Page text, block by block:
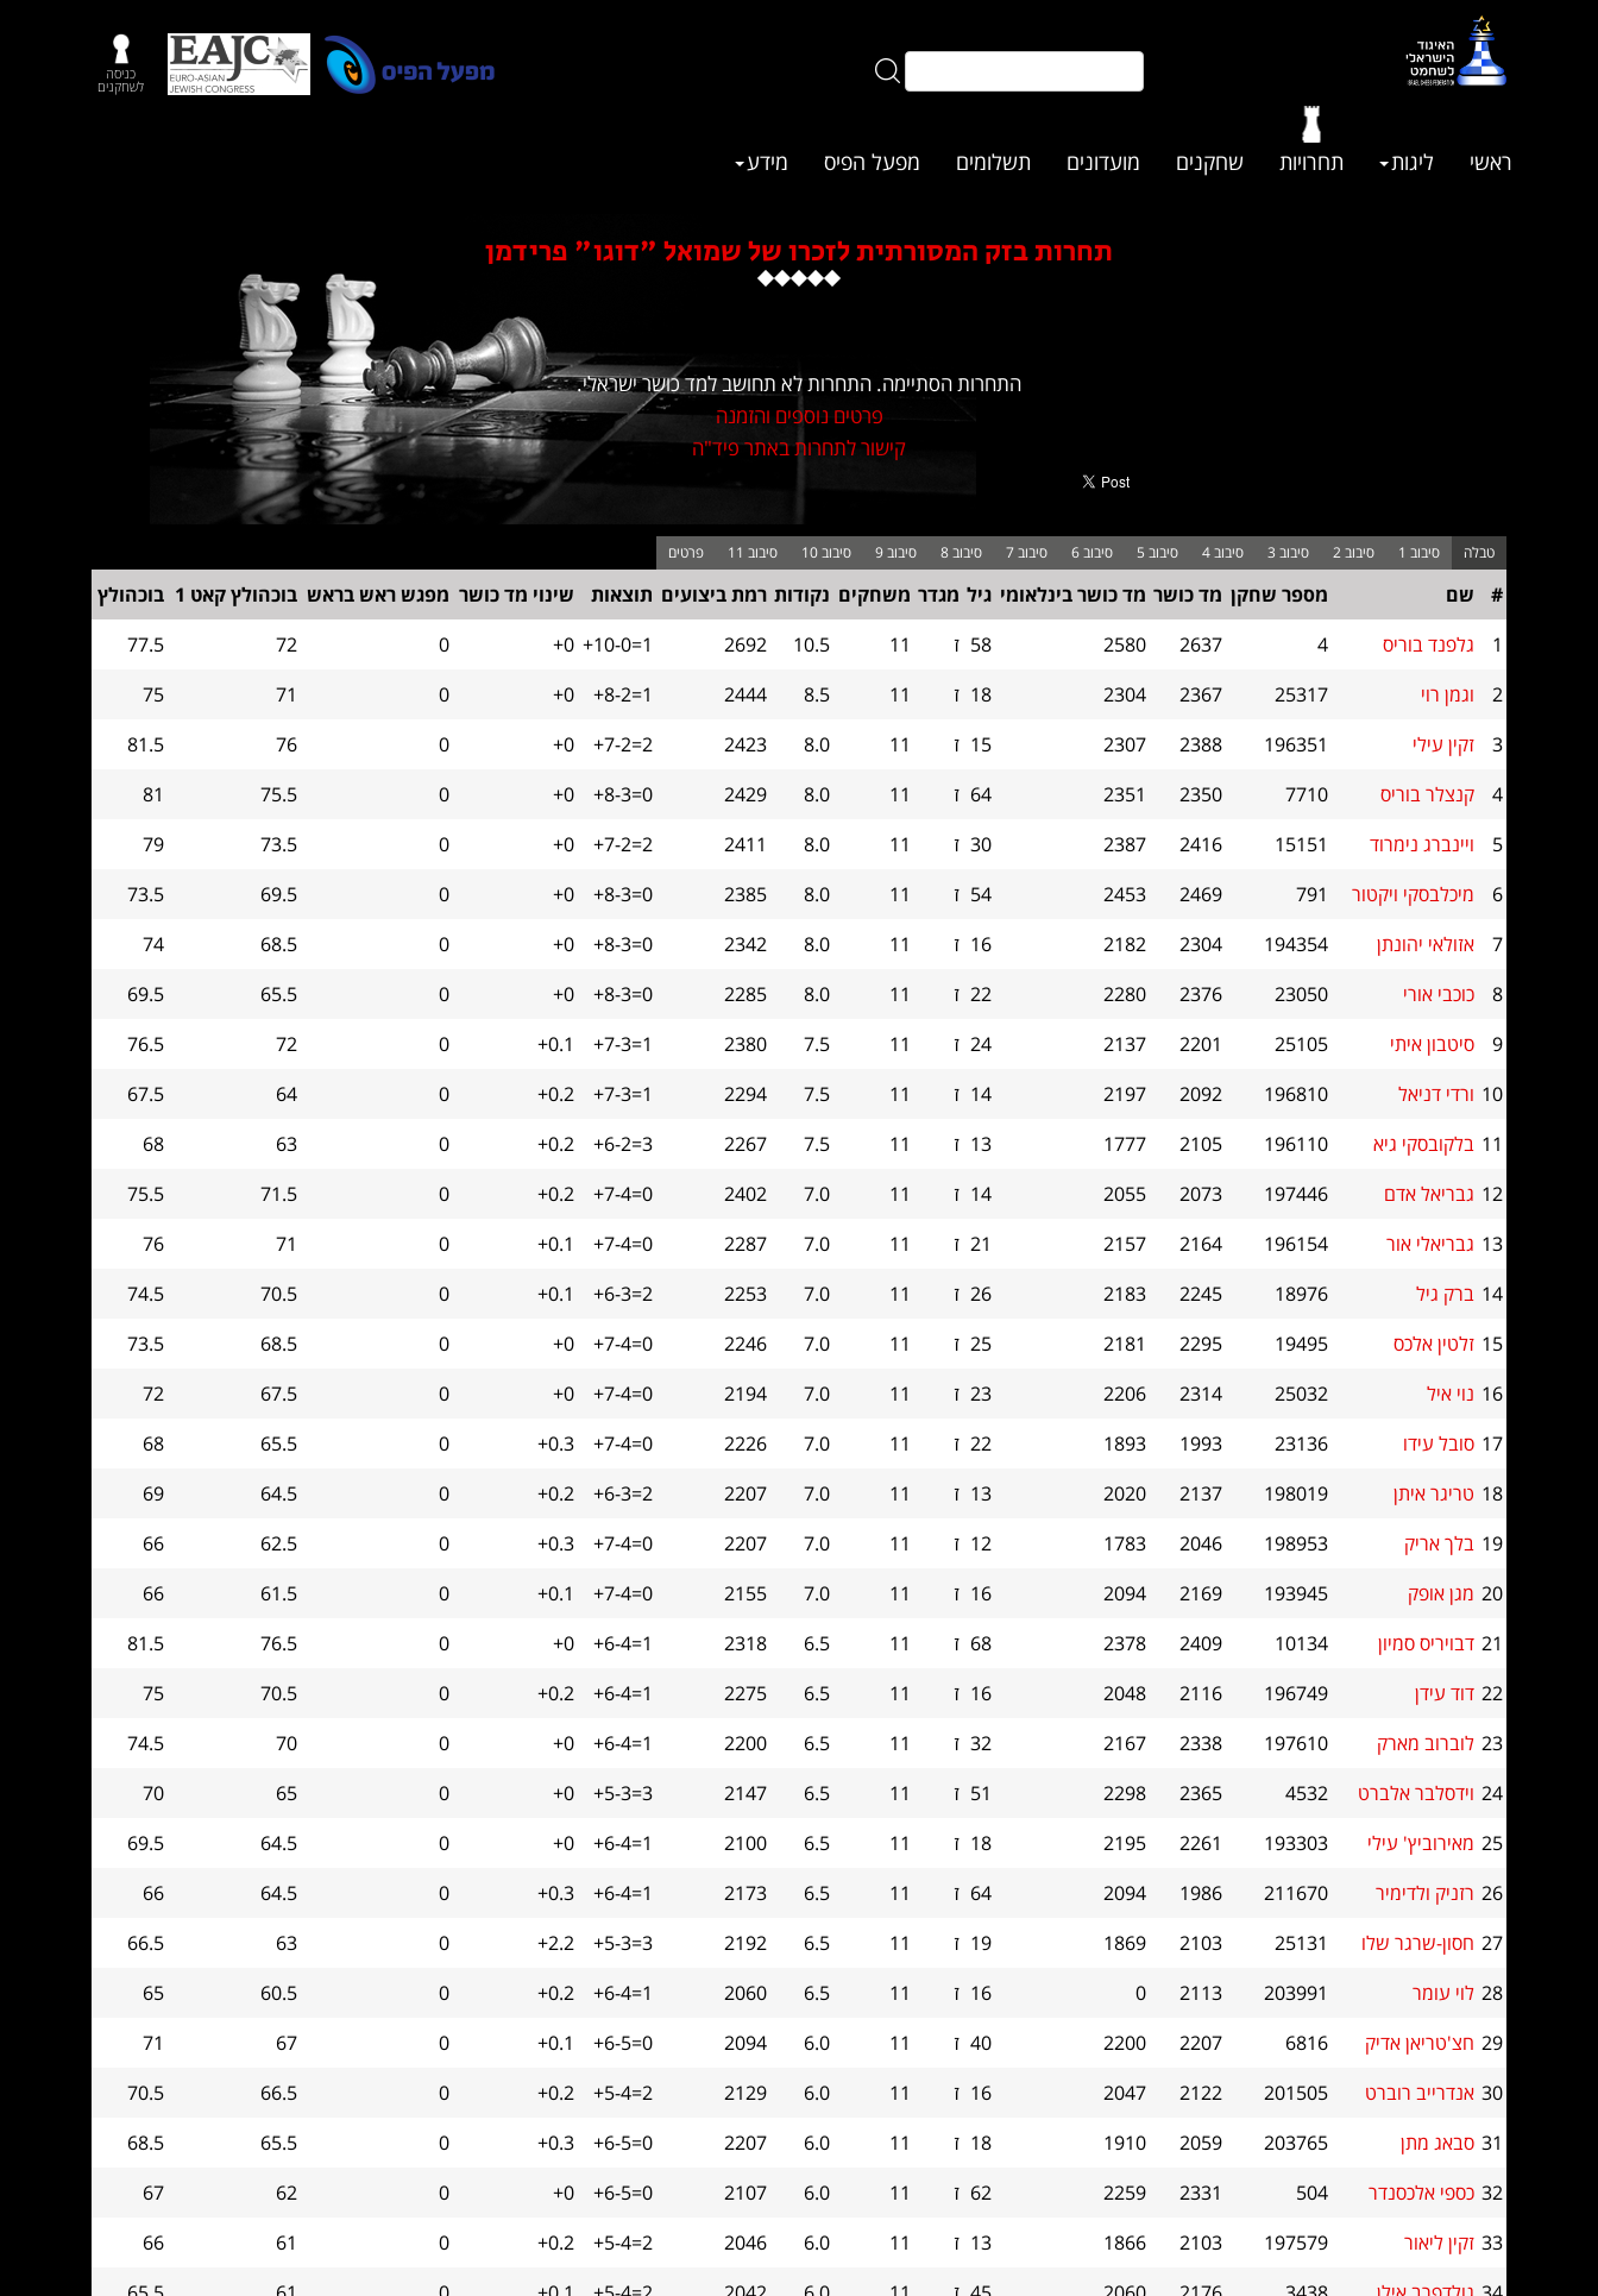
כניסה
לשחקנים
ראשי ליגות תחרויות שחקנים מועדונים תשלומים מפעל הפיס מידע
תחרות בזק המסורתית לזכרו של שמואל "דוגו" פרידמן
התחרות הסתיימה. התחרות לא תחושב למד כושר ישראלי.
פרטים נוספים והזמנה
קישור לתחרות באתר פיד"ה
# שם מספר שחקן מד כושר מד כושר בינלאומי גיל מגדר משחקים נקודות רמת ביצועים תוצאות שינוי מד כושר מפגש ראש בראש בוכהולץ קאט 1
בוכהולץ
1
גלפנד בוריס 4
2637
2580
58 ז 11
10.5
2692
+10-0=1
+0
0
72
77.5
2
וגמן רוי 25317
2367
2304
18 ז 11
8.5
2444
+8-2=1
+0
0
71
75
3
זקין עילי 196351
2388
2307
15 ז 11
8.0
2423
+7-2=2
+0
0
76
81.5
4
קנצלר בוריס 7710
2350
2351
64 ז 11
8.0
2429
+8-3=0
+0
0
75.5
81
5
ויינברג נימרוד 15151
2416
2387
30 ז 11
8.0
2411
+7-2=2
+0
0
73.5
79
6
מיכלבסקי ויקטור 791
2469
2453
54 ז 11
8.0
2385
+8-3=0
+0
0
69.5
73.5
7
אזולאי יהונתן 194354
2304
2182
16 ז 11
8.0
2342
+8-3=0
+0
0
68.5
74
8
כוכבי אורי 23050
2376
2280
22 ז 11
8.0
2285
+8-3=0
+0
0
65.5
69.5
9
סיטבון איתי 25105
2201
2137
24 ז 11
7.5
2380
+7-3=1
+0.1
0
72
76.5
10 ורדי דניאל 196810
2092
2197
14 ז 11
7.5
2294
+7-3=1
+0.2
0
64
67.5
11 בלקובסקי גיא 196110
2105
1777
13 ז 11
7.5
2267
+6-2=3
+0.2
0
63
68
12 גבריאל אדם 197446
2073
2055
14 ז 11
7.0
2402
+7-4=0
+0.2
0
71.5
75.5
13 גבריאלי אור 196154
2164
2157
21 ז 11
7.0
2287
+7-4=0
+0.1
0
71
76
14 ברק גיל 18976
2245
2183
26 ז 11
7.0
2253
+6-3=2
+0.1
0
70.5
74.5
15 זלטין אלכס 19495
2295
2181
25 ז 11
7.0
2246
+7-4=0
+0
0
68.5
73.5
16 נוי איל 25032
2314
2206
23 ז 11
7.0
2194
+7-4=0
+0
0
67.5
72
17 סובל עידו 23136
1993
1893
22 ז 11
7.0
2226
+7-4=0
+0.3
0
65.5
68
18 טריגר איתן 198019
2137
2020
13 ז 11
7.0
2207
+6-3=2
+0.2
0
64.5
69
19 בלך אריק 198953
2046
1783
12 ז 11
7.0
2207
+7-4=0
+0.3
0
62.5
66
20 מגן אופק 193945
2169
2094
16 ז 11
7.0
2155
+7-4=0
+0.1
0
61.5
66
21 דבויריס סמיון 10134
2409
2378
68 ז 11
6.5
2318
+6-4=1
+0
0
76.5
81.5
22 דוד עידן 196749
2116
2048
16 ז 11
6.5
2275
+6-4=1
+0.2
0
70.5
75
23 לוברוב מארק 197610
2338
2167
32 ז 11
6.5
2200
+6-4=1
+0
0
70
74.5
24 וידסלבר אלברט 4532
2365
2298
51 ז 11
6.5
2147
+5-3=3
+0
0
65
70
25 מאירוביץ' עילי 193303
2261
2195
18 ז 11
6.5
2100
+6-4=1
+0
0
64.5
69.5
26 רזניק ולדימיר 211670
1986
2094
64 ז 11
6.5
2173
+6-4=1
+0.3
0
64.5
66
27 חסון-שרגר שלו 25131
2103
1869
19 ז 11
6.5
2192
+5-3=3
+2.2
0
63
66.5
28 לוי עומר 203991
2113
0
16 ז 11
6.5
2060
+6-4=1
+0.2
0
60.5
65
29 חצ'טריאן אדיק 6816
2207
2200
40 ז 11
6.0
2094
+6-5=0
+0.1
0
67
71
30 אנדרייב רוברט 201505
2122
2047
16 ז 11
6.0
2129
+5-4=2
+0.2
0
66.5
70.5
31 סבאג מתן 203765
2059
1910
18 ז 11
6.0
2207
+6-5=0
+0.3
0
65.5
68.5
32 כספי אלכסנדר 504
2331
2259
62 ז 11
6.0
2107
+6-5=0
+0
0
62
67
33 זקין ליאור 197579
2103
1866
13 ז 11
6.0
2046
+5-4=2
+0.2
0
61
66